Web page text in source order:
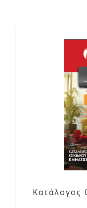
Κατάλογος